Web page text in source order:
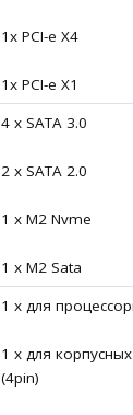
1x PCI-e X4
1x PCI-e X1
4 x SATA 3.0
2 x SATA 2.0
1 x M2 Nvme
1 x M2 Sata
1 x для
1 x для
(4pin)